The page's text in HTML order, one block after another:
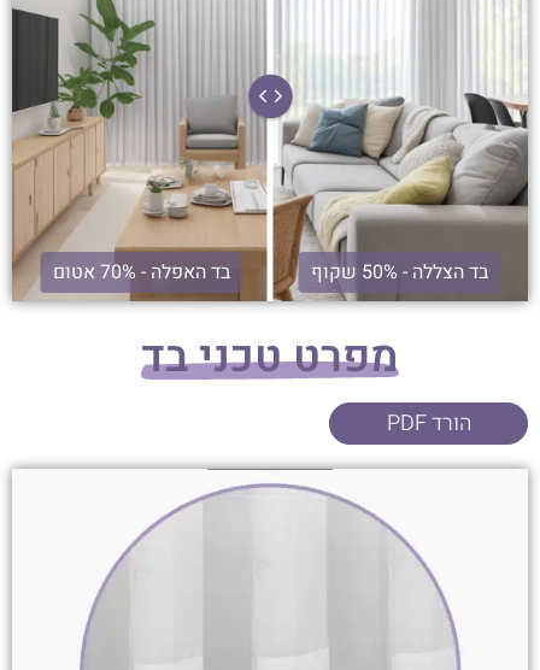
בד האפלה - 70% אטום בד הצללה - 50% שקוף
מפרט טכני בד
הורד PDF